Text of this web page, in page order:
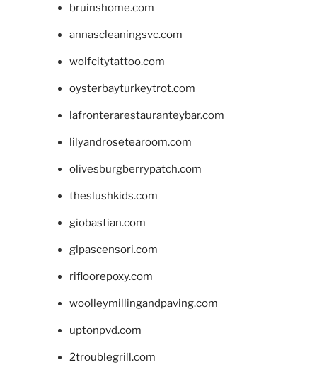
bruinshome.com
annascleaningsvc.com
wolfcitytattoo.com
oysterbayturkeytrot.com
lafronterarestauranteybar.com
lilyandrosetearoom.com
olivesburgberrypatch.com
theslushkids.com
giobastian.com
glpascensori.com
rifloorepoxy.com
woolleymillingandpaving.com
uptonpvd.com
2troublegrill.com